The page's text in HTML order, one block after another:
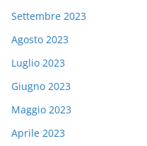
Settembre 2023
Agosto 2023
Luglio 2023
Giugno 2023
Maggio 2023
Aprile 2023